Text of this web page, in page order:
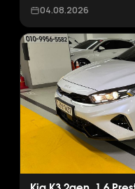
04.08.2026